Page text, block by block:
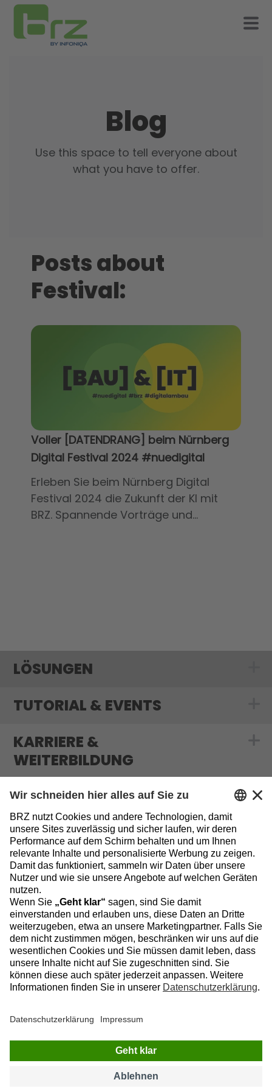
Blog
Use this space to tell everyone about
what you have to offer.
Posts about
Festival:
Voller [DATENDRANG] beim Nürnberg
Digital Festival 2024 #nuedigital
Erleben Sie beim Nürnberg Digital
Festival 2024 die Zukunft der KI mit
BRZ. Spannende Vorträge und...
LÖSUNGEN
TUTORIAL & EVENTS
KARRIERE &
WEITERBILDUNG
Show
MEDIATHEK & BLOG Show
INFORMATIONEN
Sitemap
Datenschutz
Impressum
Datenschutzeinstellungen
Rollnerstraße 180